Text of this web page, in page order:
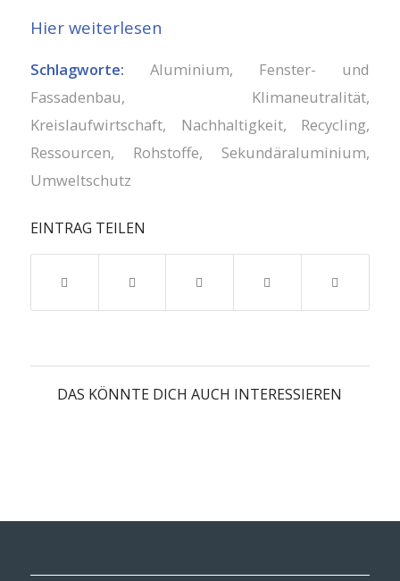
Hier weiterlesen
Schlagworte: Aluminium, Fenster- und
Fassadenbau, Klimaneutralität,
Kreislaufwirtschaft, Nachhaltigkeit, Recycling,
Ressourcen, Rohstoffe, Sekundäraluminium,
Umweltschutz
EINTRAG TEILEN
DAS KÖNNTE DICH AUCH INTERESSIEREN